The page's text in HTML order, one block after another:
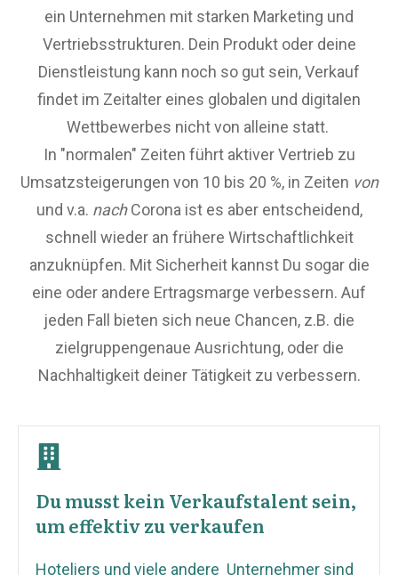
ein Unternehmen mit starken Marketing und
Vertriebsstrukturen. Dein Produkt oder deine
Dienstleistung kann noch so gut sein, Verkauf
findet im Zeitalter eines globalen und digitalen
Wettbewerbes nicht von alleine statt.
In "normalen" Zeiten führt aktiver Vertrieb zu
Umsatzsteigerungen von 10 bis 20 %, in Zeiten von
und v.a. nachCorona ist es aber entscheidend,
schnell wieder an frühere Wirtschaftlichkeit
anzuknüpfen. Mit Sicherheit kannst Du sogar die
eine oder andere Ertragsmarge verbessern. Auf
jeden Fall bieten sich neue Chancen, z.B. die
zielgruppengenaue Ausrichtung, oder die
Nachhaltigkeit deiner Tätigkeit zu verbessern.
Du musst kein Verkaufstalent sein,
um effektiv zu verkaufen
Hoteliers und viele andere Unternehmer sind